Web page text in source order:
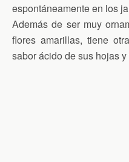
espontáneamente en los
Además de ser muy
flores amarillas, tiene
sabor ácido de sus hojas